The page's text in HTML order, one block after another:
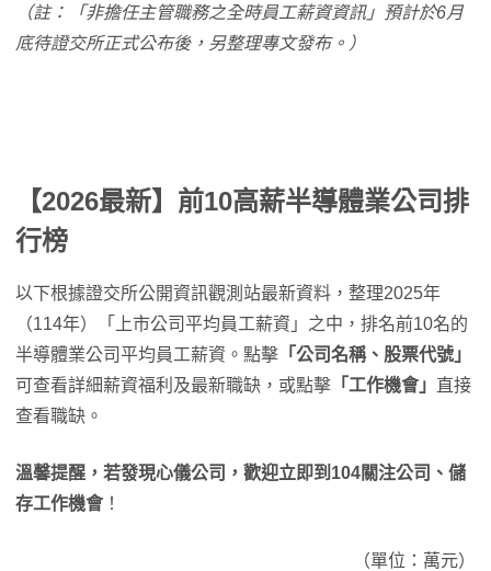
（註：「非擔任主管職務之全時員工薪資資訊」預計於6月
底待證交所正式公布後，另整理專文發布。）
【2026最新】前10高薪半導體業公司排
行榜
以下根據證交所公開資訊觀測站最新資料，整理2025年
（114年）「上市公司平均員工薪資」之中，排名前10名的
半導體業公司平均員工薪資。點擊 「公司名稱、股票代號」
可查看詳細薪資福利及最新職缺，或點擊 「工作機會」 直接
查看職缺。
溫馨提醒，若發現心儀公司，歡迎立即到104關注公司、儲
存工作機會！
（單位：萬元）